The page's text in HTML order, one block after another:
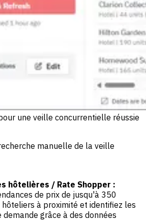
une veille concurrentielle réussie
manuelle de la veille
hôtelières / Rate Shopper :
de prix de jusqu'à 350
à proximité et identifiez les
grâce à des données